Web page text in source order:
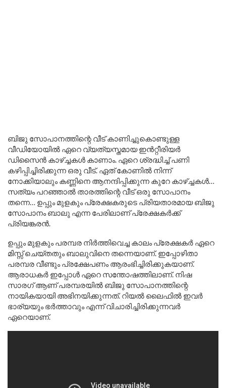
ബിജു സോപാനത്തിന്റെ വീട് കാണിച്ചുകൊണ്ടുള്ള
വീഡിയോയിൽ ഏറെ വ്യത്യസ്തമായ ഇൻറ്റീരിയർ
ഡിസൈൻ കാഴ്ച്ചകൾ കാണാം. ഏറെ ശ്രദ്ധിച്ച് പണി
കഴിപ്പിച്ചിരിക്കുന്ന ഒരു വീട്. ഏത് കോണിൽ നിന്ന്
നോക്കിയാലും കണ്ണിനെ ആനന്ദിപ്പിക്കുന്ന കുറേ കാഴ്ച്ചകൾ…
സത്യം പറഞ്ഞാൽ താരത്തിന്റെ വീട് ഒരു സോപാനം
തന്നെ… ഉപ്പും മുളകും പ്രേക്ഷകരുടെ പ്രിയതാരമായ ബിജു
സോപാനം ബാലു എന്ന പേരിലാണ് പ്രേക്ഷകർക്ക്
പ്രിയങ്കരൻ.
ഉപ്പും മുളകും പരമ്പര നിർത്തിവെച്ച കാലം പ്രേക്ഷകർ ഏറെ
മിസ്സ്‌ ചെയ്തതും ബാലുവിനെ തന്നെയാണ്. ഇപ്പോഴിതാ
പരമ്പര വീണ്ടും പ്രക്ഷേപണം ആരംഭിച്ചിരിക്കുകയാണ്.
ആരാധകർ ഇപ്പോൾ ഏറെ സന്തോഷത്തിലാണ്. നിഷ
സാരഗ് ആണ് പരമ്പരയിൽ ബിജു സോപാനത്തിന്റെ
നായികയായി അഭിനയിക്കുന്നത്. റിയൽ ലൈഫിൽ ഇവർ
ഭാര്യയും ഭർത്താവും എന്ന് വിചാരിച്ചിരിക്കുന്നവർ
ഏറെയാണ്.